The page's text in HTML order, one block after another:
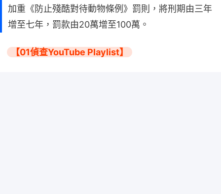
加重《防止殘酷對待動物條例》罰則，將刑期由三年
增至七年，罰款由20萬增至100萬。
【01偵查YouTube Playlist】